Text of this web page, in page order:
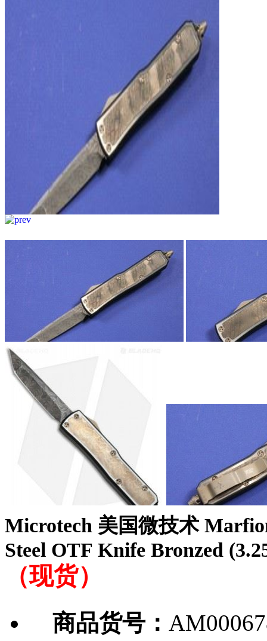
Microtech 美国微技术
Steel OTF Knife Bronzed
（现货）
商品货号：